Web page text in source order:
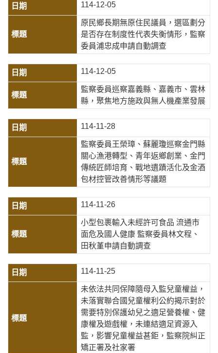
114-12-05
原民鄉長期無原住民議員，選區劃分
是否存在制度性代表失衡情形，監察
委員浦忠成申請自動調查
114-12-05
監察委員巡察嘉義縣、嘉義市、雲林
縣，聚焦地方施政與無人機產業發展
114-11-28
監察委員王榮璋、蘇麗瓊巡察金門縣
關心漁港轉型、青年返鄉創業、金門
傳統匠師培育、戰地遺蹟活化及金酒
包材控管改善情形等議題
114-11-26
小型包裹輸入未經許可食品 流通市
面危及國人健康 監察委員林文程、
田秋堇申請自動調查
114-11-25
未依法共同保障隨母入監兒童權益，
未落實聯合國兒童權利公約揭示對於
需要特別保護幼兒之適足營養權、健
康權及遊戲權，未連結適足資源入
監，影響兒童權益甚鉅，監察院糾正
矯正署及社家署